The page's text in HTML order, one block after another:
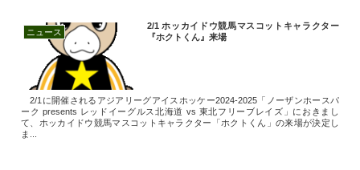
ニュース
2/1 ホッカイドウ競馬マスコットキャラクター
『ホクトくん』来場
2/1に開催されるアジアリーグアイスホッケー2024-2025「ノーザンホースパ
ーク presents レッドイーグルス北海道 vs 東北フリーブレイズ」におきまし
て、ホッカイドウ競馬マスコットキャラクター「ホクトくん」の来場が決定し
ま...